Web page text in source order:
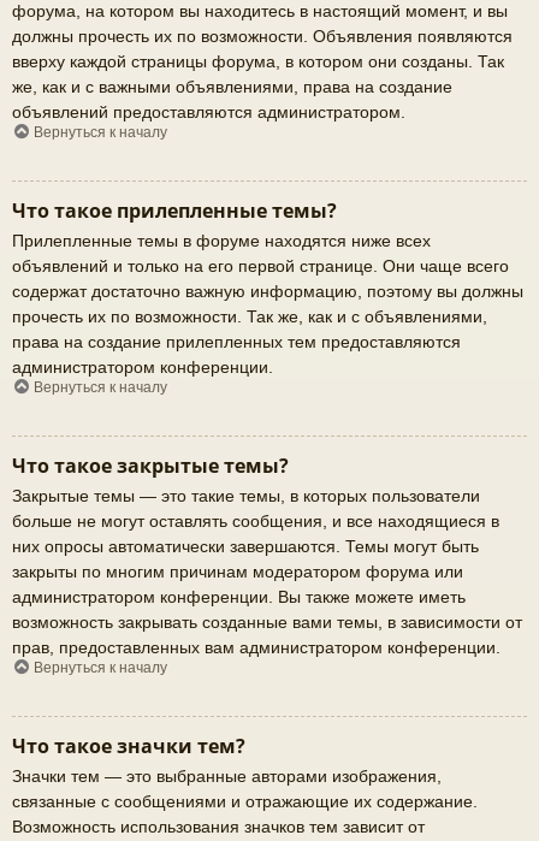
форума, на котором вы находитесь в настоящий момент, и вы
должны прочесть их по возможности. Объявления появляются
вверху каждой страницы форума, в котором они созданы. Так
же, как и с важными объявлениями, права на создание
объявлений предоставляются администратором.
Вернуться к началу
Что такое прилепленные темы?
Прилепленные темы в форуме находятся ниже всех
объявлений и только на его первой странице. Они чаще всего
содержат достаточно важную информацию, поэтому вы должны
прочесть их по возможности. Так же, как и с объявлениями,
права на создание прилепленных тем предоставляются
администратором конференции.
Вернуться к началу
Что такое закрытые темы?
Закрытые темы — это такие темы, в которых пользователи
больше не могут оставлять сообщения, и все находящиеся в
них опросы автоматически завершаются. Темы могут быть
закрыты по многим причинам модератором форума или
администратором конференции. Вы также можете иметь
возможность закрывать созданные вами темы, в зависимости от
прав, предоставленных вам администратором конференции.
Вернуться к началу
Что такое значки тем?
Значки тем — это выбранные авторами изображения,
связанные с сообщениями и отражающие их содержание.
Возможность использования значков тем зависит от